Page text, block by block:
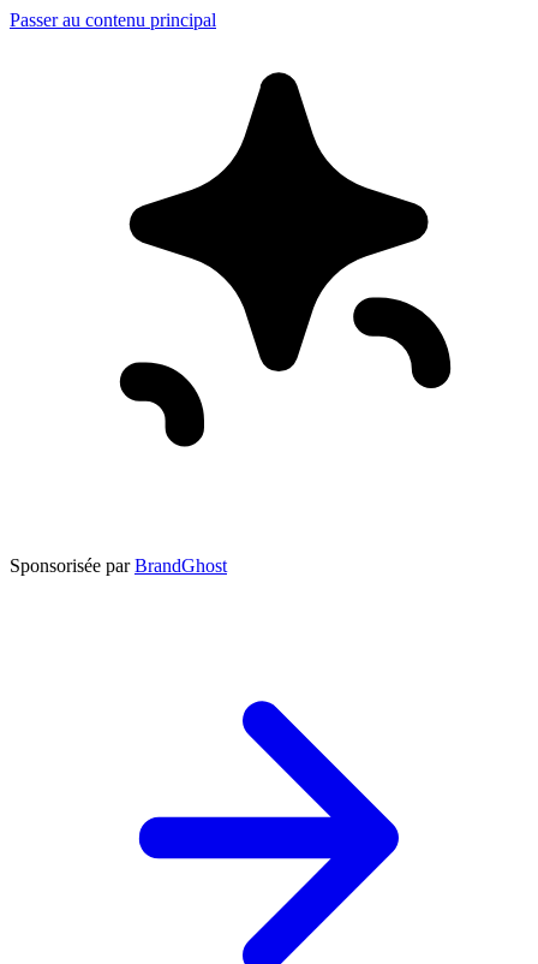
Passer au contenu principal
Sponsorisée par BrandGhost